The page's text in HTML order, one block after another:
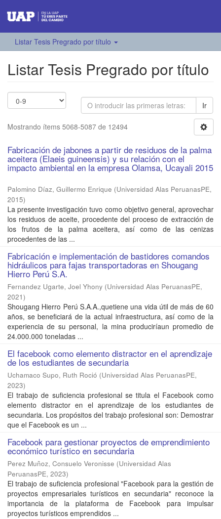
Listar Tesis Pregrado por título
Listar Tesis Pregrado por título
Ir
Mostrando ítems 5068-5087 de 12494
Fabricación de jabones a partir de residuos de la palma
aceitera (Elaeis guineensis) y su relación con el
impacto ambiental en la empresa Olamsa, Ucayali 2015
Palomino Díaz, Guillermo Enrique (Universidad Alas PeruanasPE,
2015)
La presente investigación tuvo como objetivo general, aprovechar
los residuos de aceite, procedente del proceso de extracción de
los frutos de la palma aceitera, así como de las cenizas
procedentes de las ...
Fabricación e implementación de bastidores comandos
hidráulicos para fajas transportadoras en Shougang
Hierro Perú S.A.
Fernandez Ugarte, Joel Yhony (Universidad Alas PeruanasPE,
2021)
Shougang Hierro Perú S.A.A.,quetiene una vida útil de más de 60
años, se beneficiará de la actual infraestructura, así como de la
experiencia de su personal, la mina produciríaun promedio de
24.000.000 toneladas ...
El facebook como elemento distractor en el aprendizaje
de los estudiantes de secundaria
Uchamaco Supo, Ruth Roció (Universidad Alas PeruanasPE,
2023)
El trabajo de suficiencia profesional se titula el Facebook como
elemento distractor en el aprendizaje de los estudiantes de
secundaria. Los propósitos del trabajo profesional son: Demostrar
que el Facebook es un ...
Facebook para gestionar proyectos de emprendimiento
económico turístico en secundaria
Perez Muñoz, Consuelo Veronisse (Universidad Alas
PeruanasPE, 2023)
El trabajo de suficiencia profesional "Facebook para la gestión de
proyectos empresariales turísticos en secundaria" reconoce la
importancia de la plataforma de Facebook para impulsar
proyectos turísticos emprendidos ...